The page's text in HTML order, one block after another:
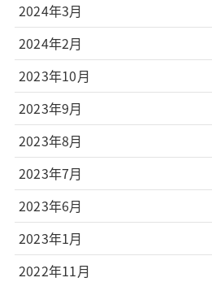
2024年3月
2024年2月
2023年10月
2023年9月
2023年8月
2023年7月
2023年6月
2023年1月
2022年11月